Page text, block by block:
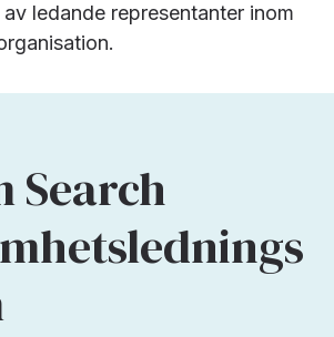
ledande representanter inom
Search